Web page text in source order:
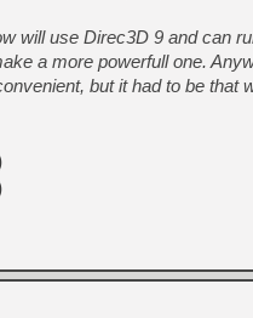
will use Direc3D 9 and can
a more powerfull one.
but it had to be that